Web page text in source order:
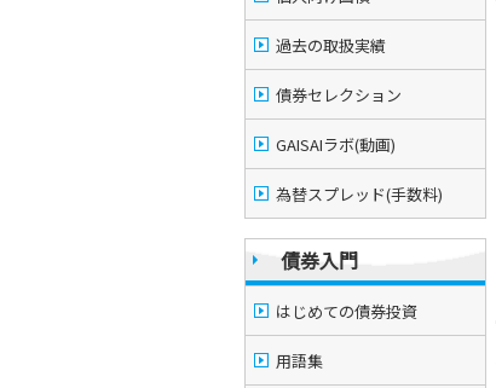
過去の取扱実績
債券セレクション
GAISAIラボ(動画)
為替スプレッド(手数料)
債券入門
はじめての債券投資
用語集